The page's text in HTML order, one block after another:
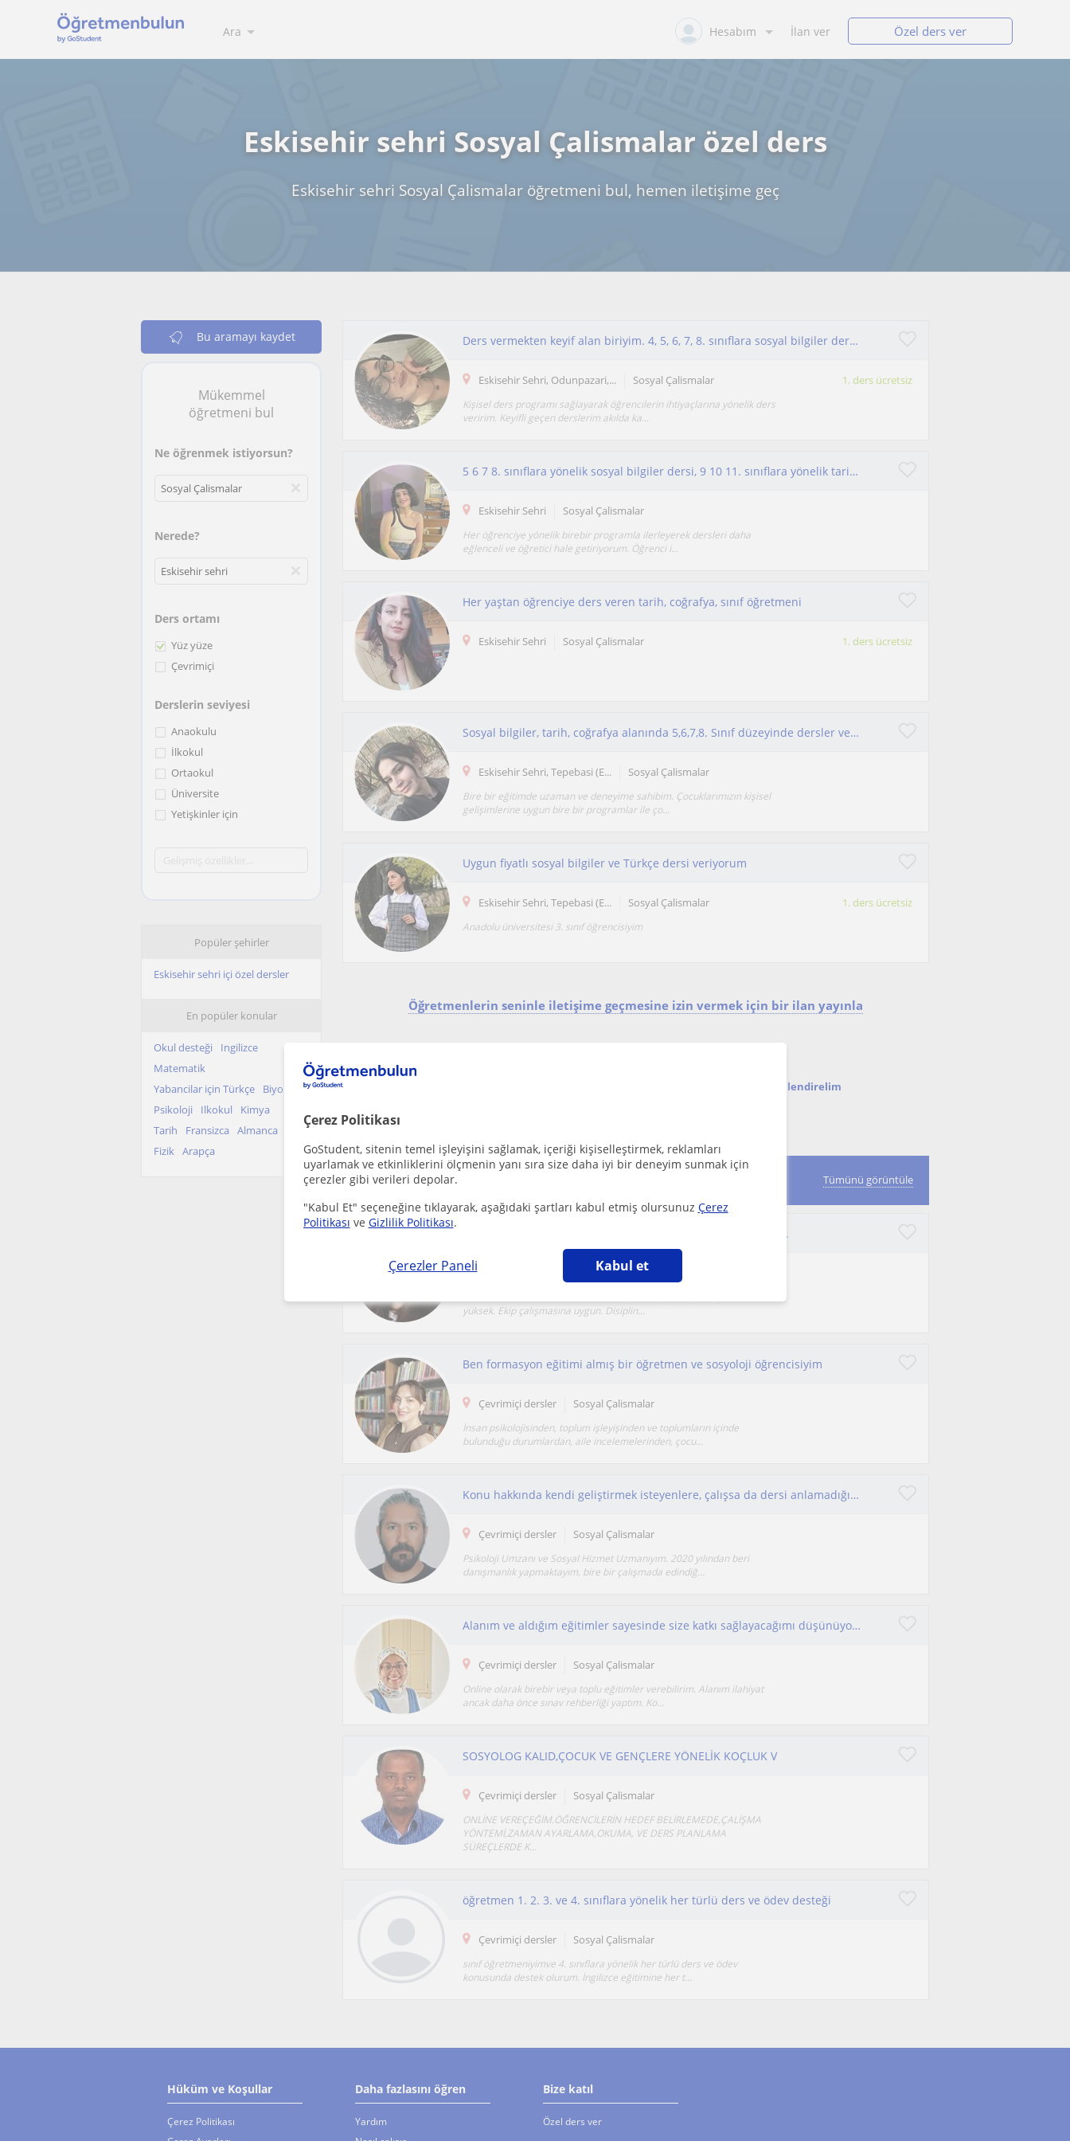
Çerez Politikası
GoStudent, sitenin temel işleyişini sağlamak, içeriği kişiselleştirmek, reklamları
uyarlamak ve etkinliklerini ölçmenin yanı sıra size daha iyi bir deneyim sunmak için
çerezler gibi verileri depolar.
"Kabul Et" seçeneğine tıklayarak, aşağıdaki şartları kabul etmiş olursunuz Çerez
Politikası ve Gizlilik Politikası.
Çerezler Paneli Kabul et
Ara Hesabım İlan ver Özel ders ver
Eskisehir sehri Sosyal Çalismalar özel ders
Eskisehir sehri Sosyal Çalismalar öğretmeni bul, hemen iletişime geç
Bu aramayı kaydet
Mükemmel
öğretmeni bul
Ne öğrenmek istiyorsun?
Nerede?
Ders ortamı
Yüz yüze
Çevrimiçi
Derslerin seviyesi
Anaokulu
İlkokul
Ortaokul
Üniversite
Yetişkinler için
Popüler şehirler
Eskisehir sehri içi özel dersler
En popüler konular
Okul desteği
Ingilizce
Matematik
Yabancilar için Türkçe
Biyoloji
Psikoloji
Ilkokul
Kimya
Tarih
Fransizca
Almanca
Fizik Arapça
Ders vermekten keyif alan biriyim. 4, 5, 6, 7, 8. sınıflara sosyal bilgiler dersi verebilirim.
Eskisehir Sehri, Odunpazari,... Sosyal Çalismalar 1. ders ücretsiz
Kişisel ders programı sağlayarak öğrencilerin ihtiyaçlarına yönelik ders
veririm. Keyifli geçen derslerim akılda ka...
5 6 7 8. sınıflara yönelik sosyal bilgiler dersi, 9 10 11. sınıflara yönelik tarih ve coğrafya dersi 12. sınıflara tyt/ayt veririm
Eskisehir Sehri Sosyal Çalismalar
Her öğrenciye yönelik birebir programla ilerleyerek dersleri daha
eğlenceli ve öğretici hale getiriyorum. Öğrenci i...
Her yaştan öğrenciye ders veren tarih, coğrafya, sınıf öğretmeni
Eskisehir Sehri Sosyal Çalismalar 1. ders ücretsiz
Sosyal bilgiler, tarih, coğrafya alanında 5,6,7,8. Sınıf düzeyinde dersler vermekteyim.
Eskisehir Sehri, Tepebasi (E... Sosyal Çalismalar
Bire bir eğitimde uzaman ve deneyime sahibim. Çocuklarımızın kişisel
gelişimlerine uygun bire bir programlar ile ço...
Uygun fiyatlı sosyal bilgiler ve Türkçe dersi veriyorum
Eskisehir Sehri, Tepebasi (E... Sosyal Çalismalar 1. ders ücretsiz
Anadolu üniversitesi 3. sınıf öğrencisiyim
Öğretmenlerin seninle iletişime geçmesine izin vermek için bir ilan yayınla
Bu aramayı kaydet ve yeni öğretmenlerimiz olduğunda seni bilgilendirelim
Online Sosyal Çalismalar dersi veren öğretmenler Tümünü görüntüle
Yeni ve çağdaş bir deneyime hazır mısın? Birlikte güçlenelim.
Sosyal Çalismalar
yüksek. Ekip çalışmasına uygun. Disiplin...
Ben formasyon eğitimi almış bir öğretmen ve sosyoloji öğrencisiyim
Çevrimiçi dersler Sosyal Çalismalar
İnsan psikolojisinden, toplum işleyişinden ve toplumların içinde
bulunduğu durumlardan, aile incelemelerinden, çocu...
Konu hakkında kendi geliştirmek isteyenlere, çalışsa da dersi anlamadığını düşünenlere.
Çevrimiçi dersler Sosyal Çalismalar
Psikoloji Umzanı ve Sosyal Hizmet Uzmanıyım. 2020 yılından beri
danışmanlık yapmaktayım, bire bir çalışmada edindiğ...
Alanım ve aldığım eğitimler sayesinde size katkı sağlayacağımı düşünüyorum. İyi derecede arapça eğitimi verebilirim
Çevrimiçi dersler Sosyal Çalismalar
Online olarak birebir veya toplu eğitimler verebilirim. Alanım ilahiyat
ancak daha önce sınav rehberliği yaptım. Ko...
SOSYOLOG KALID,ÇOCUK VE GENÇLERE YÖNELİK KOÇLUK V
Çevrimiçi dersler Sosyal Çalismalar
ONLİNE VEREÇEĞİM.ÖĞRENCİLERİN HEDEF BELİRLEMEDE,ÇALİŞMA
YÖNTEMİ,ZAMAN AYARLAMA,OKUMA, VE DERS PLANLAMA
SÜREÇLERDE K...
öğretmen 1. 2. 3. ve 4. sınıflara yönelik her türlü ders ve ödev desteği
Çevrimiçi dersler Sosyal Çalismalar
sınıf öğretmeniyimve 4. sınıflara yönelik her türlü ders ve ödev
konusunda destek olurum. İngilizce eğitimine her t...
Hüküm ve Koşullar
Çerez Politikası
Daha fazlasını öğren
Yardım
Bize katıl
Özel ders ver